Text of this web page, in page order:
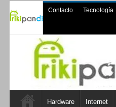
Contacto Tecnología
Hardware Internet